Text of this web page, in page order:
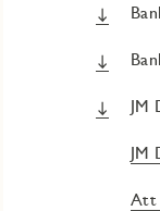
JM
JM
Att